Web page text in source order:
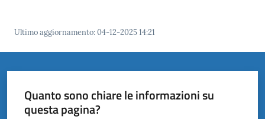
Amministrazione
Trasparente
Ultimo aggiornamento:04-12-2025 14:21
Quanto sono chiare le informazioni su
questa pagina?